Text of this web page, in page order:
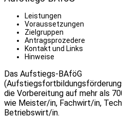
Leistungen
Voraussetzungen
Zielgruppen
Antragsprozedere
Kontakt und Links
Hinweise
Das Aufstiegs-BAföG
die Vorbereitung auf mehr als
wie Meister/in, Fachwirt/in,
Betriebswirt/in.